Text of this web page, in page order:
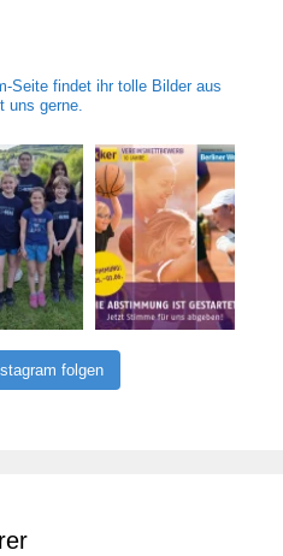
Seite findet ihr tolle Bilder aus
uns gerne.
folgen